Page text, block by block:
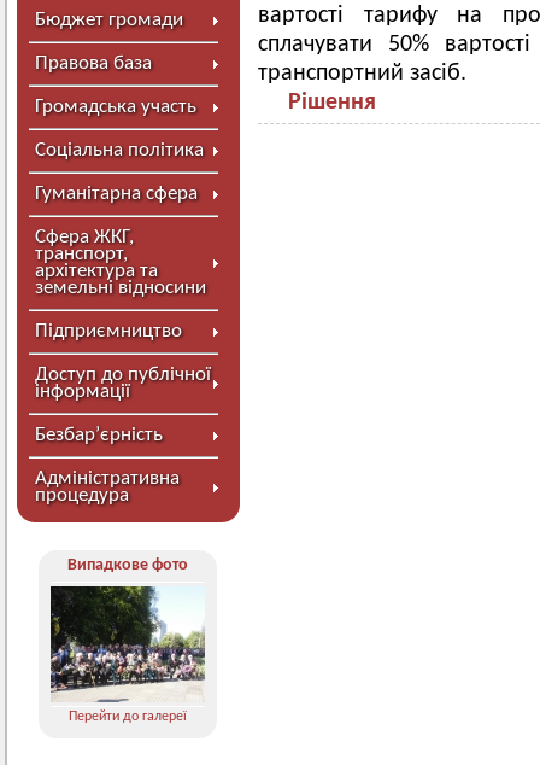
Бюджет громади
Правова база
Громадська участь
Соціальна політика
Гуманітарна сфера
Сфера ЖКГ,
транспорт,
архітектура та
земельні відносини
Підприємництво
Доступ до публічної
інформації
Безбар’єрність
Адміністративна
процедура
Випадкове фото
Перейти до галереї
вартості тарифу на
сплачувати 50%
транспортний засіб.
Рішення